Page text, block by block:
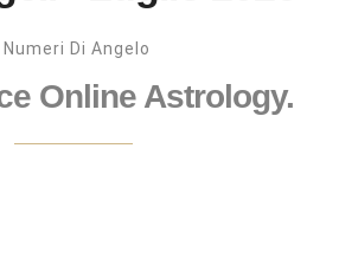
Numeri Di Angelo
Online Astrology.